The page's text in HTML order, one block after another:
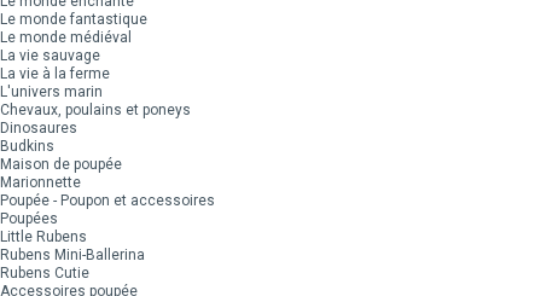
Le monde fantastique
Le monde médiéval
La vie sauvage
La vie à la ferme
L'univers marin
Chevaux, poulains et poneys
Dinosaures
Budkins
Maison de poupée
Marionnette
Poupée - Poupon et accessoires
Poupées
Little Rubens
Rubens Mini-Ballerina
Rubens Cutie
Accessoires poupée